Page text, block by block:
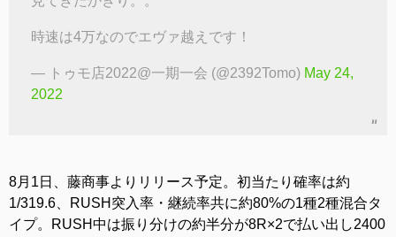
時速は4万なのでエヴァ越えです！
— トゥモ店2022@一期一会 (@2392Tomo) May 24,
2022
8月1日、藤商事よりリリース予定。初当たり確率は約
1/319.6、RUSH突入率・継続率共に約80%の1種2種混合タ
イプ。RUSH中は振り分けの約半分が8R×2で払い出し2400